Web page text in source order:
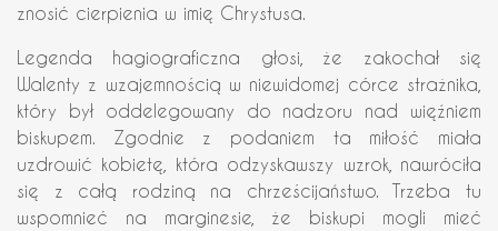
znosić cierpienia w imię Chrystusa.
Legenda hagiograficzna głosi, że zakochał się
Walenty z wzajemnością w niewidomej córce strażnika,
który był oddelegowany do nadzoru nad więźniem
biskupem. Zgodnie z podaniem ta miłość miała
uzdrowić kobietę, która odzyskawszy wzrok, nawróciła
się z całą rodziną na chrześcijaństwo. Trzeba tu
wspomnieć na marginesie, że biskupi mogli mieć